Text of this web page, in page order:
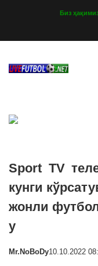
Биз
Sport TV
кунги
жонли
y
Mr.NoBoDy10.10.2022